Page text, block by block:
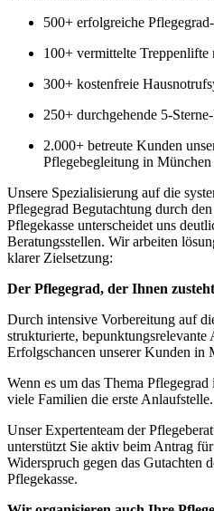
500+ erfolgreiche
100+ vermittelte Treppenlifte
300+ kostenfreie
250+ durchgehende 5-
2.000+ betreute Kunden
Pflegebegleitung in
Unsere Spezialisierung auf die
Pflegegrad Begutachtung durch
Pflegekasse unterscheidet uns
Beratungsstellen. Wir arbeiten
klarer Zielsetzung:
Der Pflegegrad, der Ihnen
Durch intensive Vorbereitung auf
strukturierte,
Erfolgschancen unserer Kunden in
Wenn es um das Thema
viele Familien die erste Anlaufstelle.
Unser Expertenteam der
unterstützt Sie aktiv beim Antrag
Widerspruch gegen das Gutachten
Pflegekasse.